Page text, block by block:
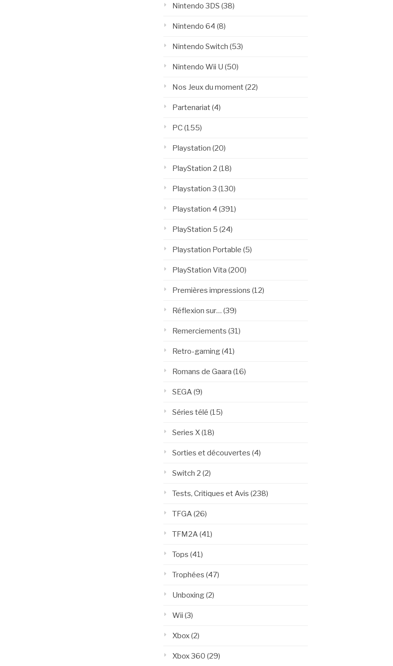
Nintendo 3DS (38)
Nintendo 64 (8)
Nintendo Switch (53)
Nintendo Wii U (50)
Nos Jeux du moment(22)
Partenariat(4)
PC(155)
Playstation (20)
PlayStation 2 (18)
Playstation 3 (130)
Playstation 4 (391)
PlayStation 5 (24)
Playstation Portable (5)
PlayStation Vita (200)
Premières impressions (12)
Réflexion sur… (39)
Remerciements (31)
Retro-gaming(41)
Romans de Gaara (16)
SEGA (9)
Séries télé (15)
Series X(18)
Sorties et découvertes (4)
Switch 2 (2)
Tests, Critiques et Avis (238)
TFGA (26)
TFM2A (41)
Tops (41)
Trophées (47)
Unboxing(2)
Wii (3)
Xbox(2)
Xbox 360 (29)